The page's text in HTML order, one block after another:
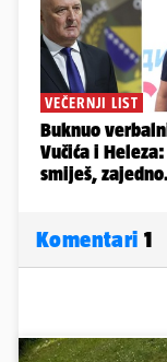
Komentari 1